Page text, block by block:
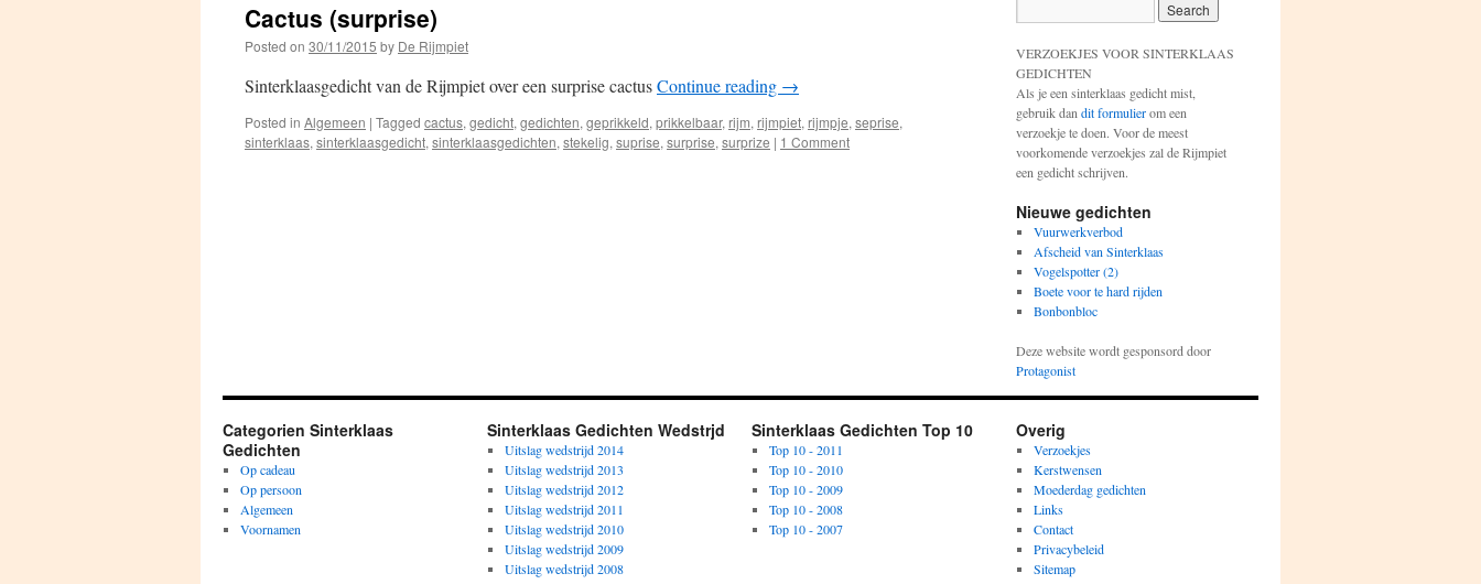
Cactus (surprise)
Posted on 30/11/2015 by De Rijmpiet
Sinterklaasgedicht van de Rijmpiet over een surprise cactusContinue reading →
Posted in Algemeen | Tagged cactus, gedicht, gedichten, geprikkeld, prikkelbaar, rijm, rijmpiet, rijmpje, seprise,
sinterklaas, sinterklaasgedicht, sinterklaasgedichten, stekelig, suprise, surprise, surprize | 1 Comment
VERZOEKJES VOOR SINTERKLAAS
GEDICHTEN
Als je een sinterklaas gedicht mist,
gebruik dan dit formulierom een
verzoekje te doen. Voor de meest
voorkomende verzoekjes zal de Rijmpiet
een gedicht schrijven.
Nieuwe gedichten
Vuurwerkverbod
Afscheid van Sinterklaas
Vogelspotter (2)
Boete voor te hard rijden
Bonbonbloc
Deze website wordt gesponsord door
Protagonist
Categorien Sinterklaas
Gedichten
Op cadeau
Op persoon
Algemeen
Voornamen
Sinterklaas Gedichten Wedstrjd
Uitslag wedstrijd 2014
Uitslag wedstrijd 2013
Uitslag wedstrijd 2012
Uitslag wedstrijd 2011
Uitslag wedstrijd 2010
Uitslag wedstrijd 2009
Uitslag wedstrijd 2008
Sinterklaas Gedichten Top 10
Top 10 - 2011
Top 10 - 2010
Top 10 - 2009
Top 10 - 2008
Top 10 - 2007
Overig
Verzoekjes
Kerstwensen
Moederdag gedichten
Links
Contact
Privacybeleid
Sitemap